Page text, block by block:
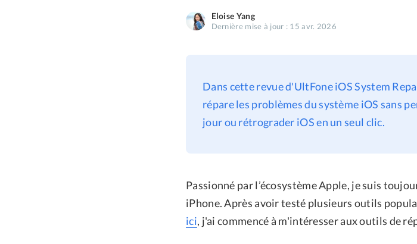
Eloise Yang
Dernière mise à jour : 15 avr. 2026
Dans cette revue d'UltFone iOS System
répare les problèmes du système iOS sans
jour ou rétrograder iOS en un seul clic.
Passionné par l’écosystème Apple, je suis
iPhone. Après avoir testé plusieurs outils
ici, j'ai commencé à m'intéresser aux outils de